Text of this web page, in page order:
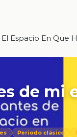
Espacio En Que
de mi
Periodo clásico